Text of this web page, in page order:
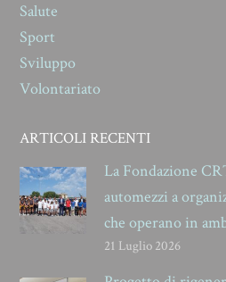
Salute
Sport
Sviluppo
Volontariato
ARTICOLI RECENTI
La Fondazione
automezzi a
che operano in
21 Luglio 2026